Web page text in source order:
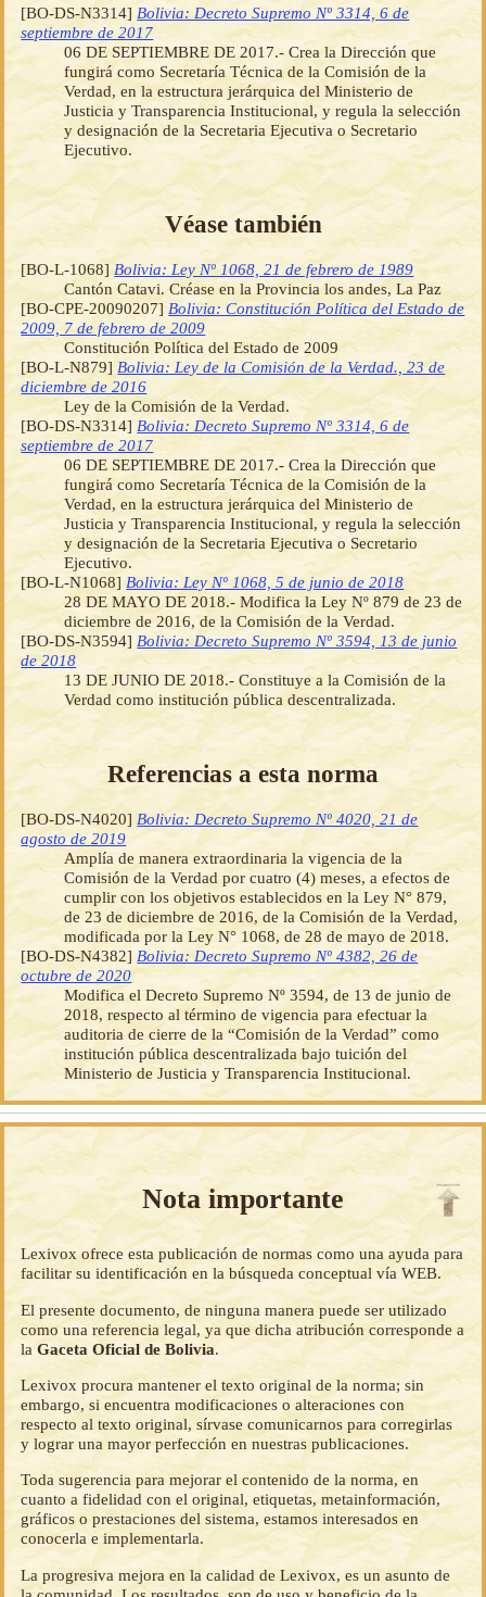
[BO-DS-N3314] Bolivia: Decreto Supremo Nº 3314, 6 de
septiembre de 2017
06 DE SEPTIEMBRE DE 2017.- Crea la Dirección que
fungirá como Secretaría Técnica de la Comisión de la
Verdad, en la estructura jerárquica del Ministerio de
Justicia y Transparencia Institucional, y regula la selección
y designación de la Secretaria Ejecutiva o Secretario
Ejecutivo.
Véase también
[BO-L-1068] Bolivia: Ley Nº 1068, 21 de febrero de 1989
Cantón Catavi. Créase en la Provincia los andes, La Paz
[BO-CPE-20090207] Bolivia: Constitución Política del Estado de
2009, 7 de febrero de 2009
Constitución Política del Estado de 2009
[BO-L-N879] Bolivia: Ley de la Comisión de la Verdad., 23 de
diciembre de 2016
Ley de la Comisión de la Verdad.
[BO-DS-N3314] Bolivia: Decreto Supremo Nº 3314, 6 de
septiembre de 2017
06 DE SEPTIEMBRE DE 2017.- Crea la Dirección que
fungirá como Secretaría Técnica de la Comisión de la
Verdad, en la estructura jerárquica del Ministerio de
Justicia y Transparencia Institucional, y regula la selección
y designación de la Secretaria Ejecutiva o Secretario
Ejecutivo.
[BO-L-N1068] Bolivia: Ley Nº 1068, 5 de junio de 2018
28 DE MAYO DE 2018.- Modifica la Ley Nº 879 de 23 de
diciembre de 2016, de la Comisión de la Verdad.
[BO-DS-N3594] Bolivia: Decreto Supremo Nº 3594, 13 de junio
de 2018
13 DE JUNIO DE 2018.- Constituye a la Comisión de la
Verdad como institución pública descentralizada.
Referencias a esta norma
[BO-DS-N4020] Bolivia: Decreto Supremo Nº 4020, 21 de
agosto de 2019
Amplía de manera extraordinaria la vigencia de la
Comisión de la Verdad por cuatro (4) meses, a efectos de
cumplir con los objetivos establecidos en la Ley N° 879,
de 23 de diciembre de 2016, de la Comisión de la Verdad,
modificada por la Ley N° 1068, de 28 de mayo de 2018.
[BO-DS-N4382] Bolivia: Decreto Supremo Nº 4382, 26 de
octubre de 2020
Modifica el Decreto Supremo Nº 3594, de 13 de junio de
2018, respecto al término de vigencia para efectuar la
auditoria de cierre de la “Comisión de la Verdad” como
institución pública descentralizada bajo tuición del
Ministerio de Justicia y Transparencia Institucional.
Nota importante
Lexivox ofrece esta publicación de normas como una ayuda para
facilitar su identificación en la búsqueda conceptual vía WEB.
El presente documento, de ninguna manera puede ser utilizado
como una referencia legal, ya que dicha atribución corresponde a
laGaceta Oficial de Bolivia.
Lexivox procura mantener el texto original de la norma; sin
embargo, si encuentra modificaciones o alteraciones con
respecto al texto original, sírvase comunicarnos para corregirlas
y lograr una mayor perfección en nuestras publicaciones.
Toda sugerencia para mejorar el contenido de la norma, en
cuanto a fidelidad con el original, etiquetas, metainformación,
gráficos o prestaciones del sistema, estamos interesados en
conocerla e implementarla.
La progresiva mejora en la calidad de Lexivox, es un asunto de